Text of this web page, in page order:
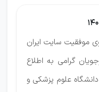
موفقیت سایت ایران
گرامی به اطلاع
دانشگاه علوم پزشکی و